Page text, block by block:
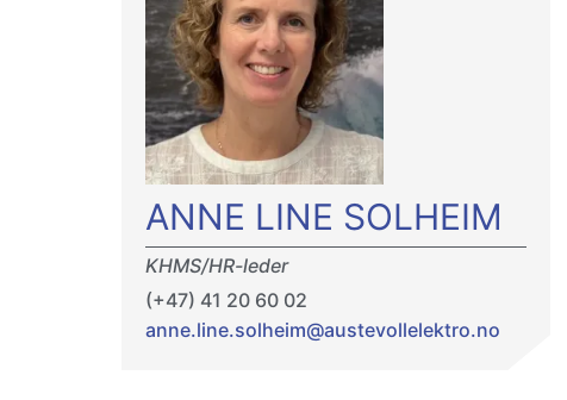
ANNE LINE SOLHEIM
KHMS/HR-leder
(+47) 41 20 60 02
anne.line.solheim@austevollelektro.no